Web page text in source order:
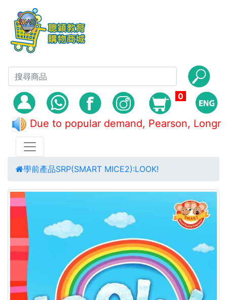
0
Due to popular demand, Pearson, Longman
學前產品SRP(SMART MICE2):LOOK!